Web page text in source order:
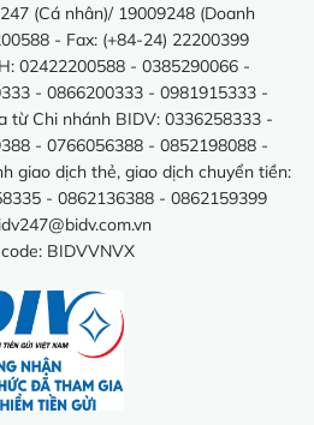
(Cá nhân)/ 19009248 (Doanh
- Fax: (+84-24) 22200399
02422200588 - 0385290066 -
- 0866200333 - 0981915333 -
từ Chi nhánh BIDV: 0336258333 -
- 0766056388 - 0852198088 -
giao dịch thẻ, giao dịch chuyển tiền:
- 0862136388 - 0862159399
BIDVVNVX